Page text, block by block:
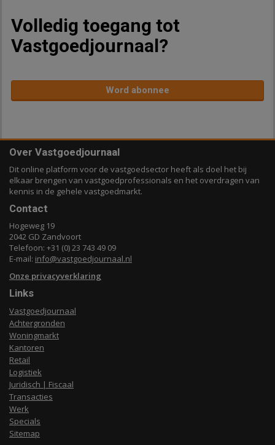
Volledig toegang tot
Vastgoedjournaal?
Word abonnee
Over Vastgoedjournaal
Dit online platform voor de vastgoedsector heeft als doel het bij
elkaar brengen van vastgoedprofessionals en het overdragen van
kennis in de gehele vastgoedmarkt.
Contact
Hogeweg 19
2042 GD Zandvoort
Telefoon: +31 (0) 23 743 49 09
E-mail: info@vastgoedjournaal.nl
Onze privacyverklaring
Links
Vastgoedjournaal
Achtergronden
Woningmarkt
Kantoren
Retail
Logistiek
Juridisch | Fiscaal
Transacties
Werk
Specials
Sitemap